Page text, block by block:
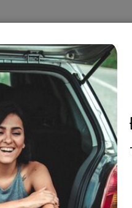
nghiệm ngay thôi
đẹp, hãy